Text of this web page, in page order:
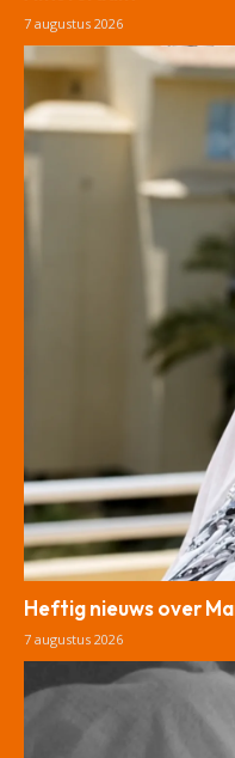
7 augustus 2026
Heftig nieuws over
7 augustus 2026